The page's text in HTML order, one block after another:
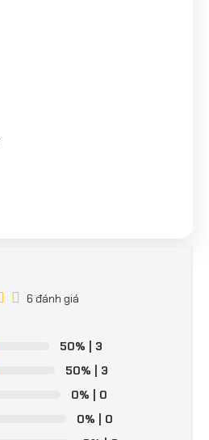
6 đánh giá
50% | 3
50% | 3
0% | 0
0% | 0